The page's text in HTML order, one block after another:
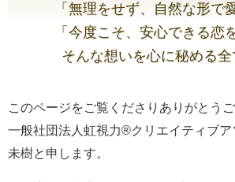
「無理をせず、自然な形で
「今度こそ、安心できる恋
そんな想いを心に秘める全
このページをご覧くださりありがとうご
一般社団法人虹視力®︎クリエイティブ
未樹と申します。